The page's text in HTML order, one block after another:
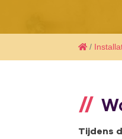
/
Tijdens